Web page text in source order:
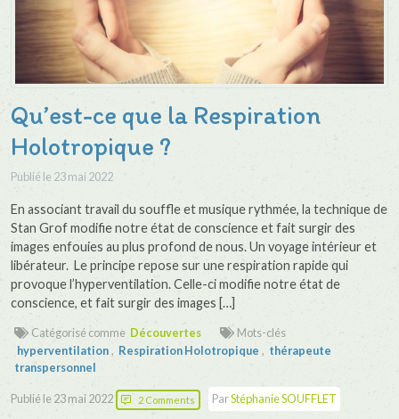
Qu’est-ce que la Respiration
Holotropique ?
Publié le 23 mai 2022
En associant travail du souffle et musique rythmée, la technique de
Stan Grof modifie notre état de conscience et fait surgir des
images enfouies au plus profond de nous. Un voyage intérieur et
libérateur. Le principe repose sur une respiration rapide qui
provoque l’hyperventilation. Celle-ci modifie notre état de
conscience, et fait surgir des images […]
Catégorisé comme Découvertes
Mots-clés
hyperventilation, Respiration Holotropique , thérapeute
transpersonnel
Publié le 23 mai 2022 2 Comments ParStéphanie SOUFFLET